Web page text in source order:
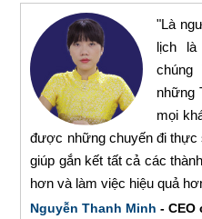
"Là
lịch là
những
mọi
được những chuyến đi thực
giúp gắn kết tất cả các
hơn và làm việc hiệu quả
Nguyễn Thanh Minh - CEO